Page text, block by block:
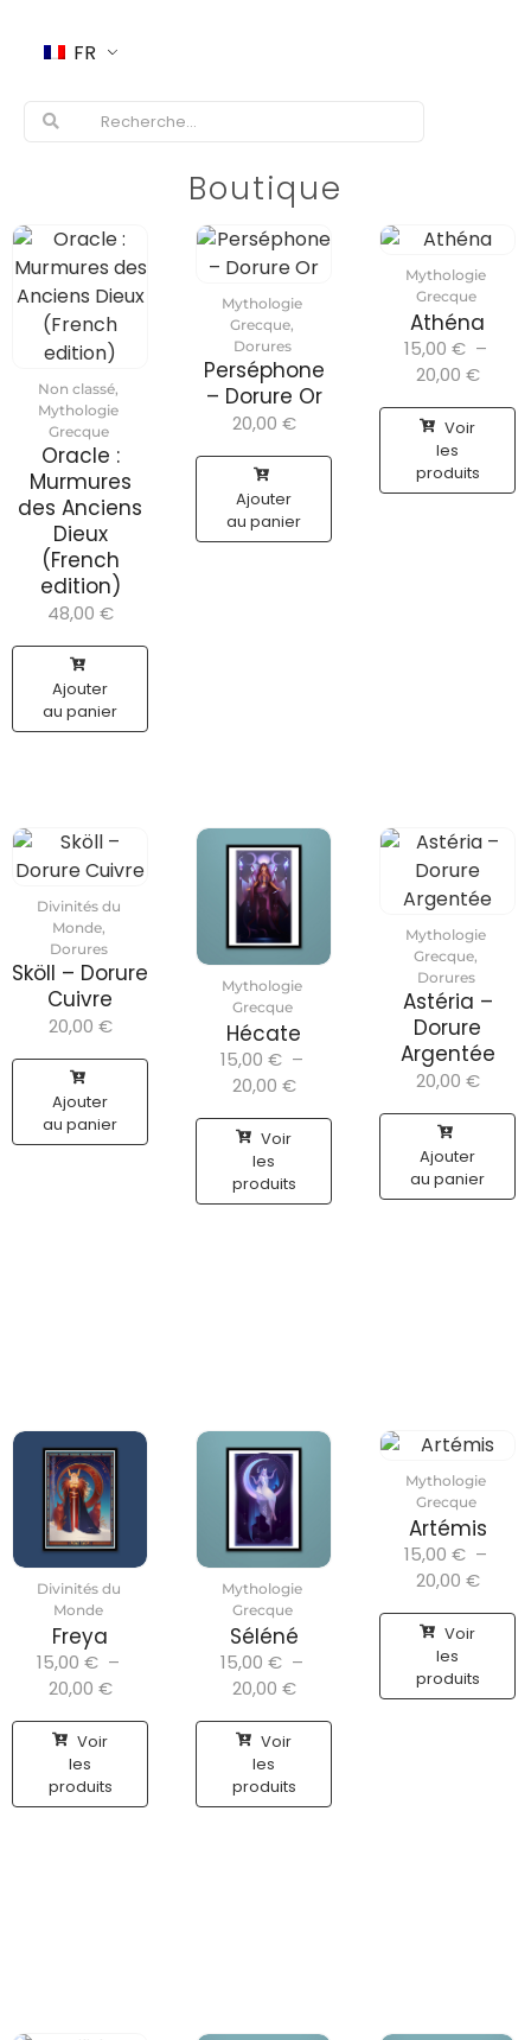
FR
Boutique
Non classé,
Mythologie
Grecque
Oracle :
Murmures
des Anciens
Dieux
(French
edition)
48,00 €
Ajouter
au panier
Mythologie
Grecque,
Dorures
Perséphone
– Dorure Or
20,00 €
Ajouter
au panier
Mythologie
Grecque
Athéna
15,00 € –
20,00 €
Voir
les
produits
Divinités du
Monde,
Dorures
Sköll – Dorure
Cuivre
20,00 €
Ajouter
au panier
Mythologie
Grecque
Hécate
15,00 € –
20,00 €
Voir
les
produits
Mythologie
Grecque,
Dorures
Astéria –
Dorure
Argentée
20,00 €
Ajouter
au panier
Divinités du
Monde
Freya
15,00 € –
20,00 €
Voir
les
produits
Mythologie
Grecque
Séléné
15,00 € –
20,00 €
Voir
les
produits
Mythologie
Grecque
Artémis
15,00 € –
20,00 €
Voir
les
produits